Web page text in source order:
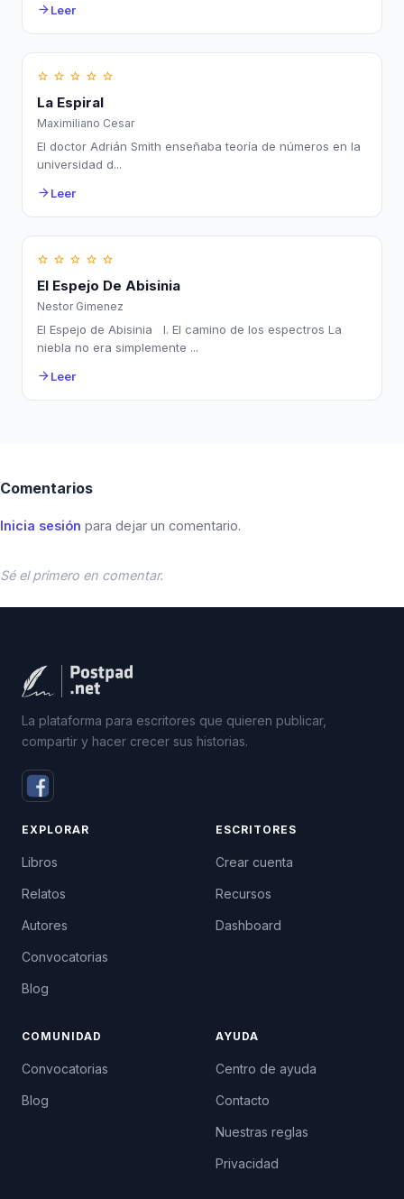
arrow_forward Leer
star_border star_border star_border star_border star_border
La Espiral
Maximiliano Cesar
El doctor Adrián Smith enseñaba teoría de números en la
universidad d...
arrow_forward Leer
star_border star_border star_border star_border star_border
El Espejo De Abisinia
Nestor Gimenez
El Espejo de Abisinia I. El camino de los espectros La
niebla no era simplemente ...
arrow_forward Leer
Comentarios
Inicia sesión para dejar un comentario.
Sé el primero en comentar.
La plataforma para escritores que quieren publicar,
compartir y hacer crecer sus historias.
EXPLORAR
Libros
Relatos
Autores
Convocatorias
Blog
ESCRITORES
Crear cuenta
Recursos
Dashboard
COMUNIDAD
Convocatorias
Blog
AYUDA
Centro de ayuda
Contacto
Nuestras reglas
Privacidad